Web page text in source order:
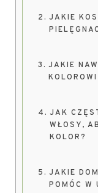
JAKIE
JAKIE
JAK
WŁOSY,
KOLOR?
JAKIE
POMÓC W